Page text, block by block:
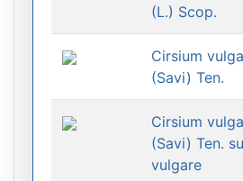
(L.) Scop.
Cirsium
(Savi) Ten.
Cirsium
(Savi) Ten.
vulgare